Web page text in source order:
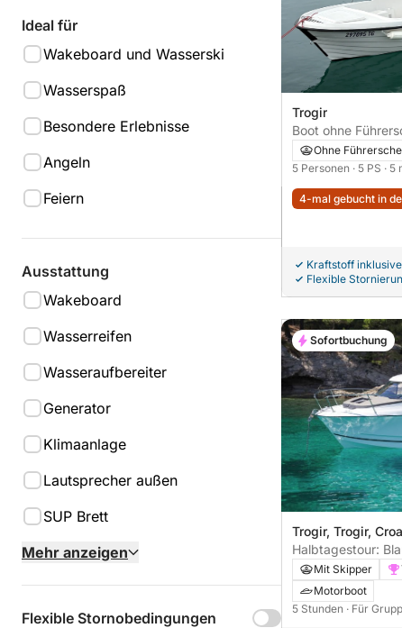
Ideal für
Wakeboard und Wasserski
Wasserspaß
Besondere Erlebnisse
Angeln
Feiern
Ausstattung
Wakeboard
Wasserreifen
Wasseraufbereiter
Generator
Klimaanlage
Lautsprecher außen
SUP Brett
Mehr anzeigen
Flexible Stornobedingungen
Trogir
Boot ohne Führerschein
500 5PS
Ohne
5 Personen · 5 PS · 5
4-mal gebucht in
Kraftstoff inklusive
Flexible
Trogir, Trogir,
Halbtagestour:
Šolta, Duga, Čiovo
Mit Skipper
Motorboot
5 Stunden · Für
Sofortbuchung